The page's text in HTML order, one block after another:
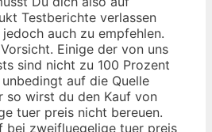
Testberichte verlassen
auch zu empfehlen.
Einige der von uns
sind nicht zu 100 Prozent
auf die Quelle
so wirst du den Kauf von
tuer preis nicht bereuen.
bei zweifluegelige tuer preis